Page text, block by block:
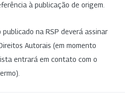
à publicação de origem.
na RSP deverá assinar
Autorais (em momento
entrará em contato com o